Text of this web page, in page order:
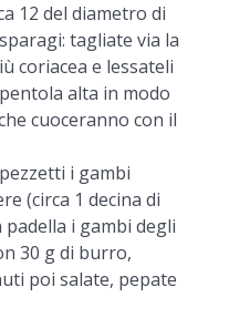
12 del diametro di
tagliate via la
coriacea e lessateli
alta in modo
cuoceranno con il
i gambi
(circa 1 decina di
i gambi degli
30 g di burro,
poi salate, pepate